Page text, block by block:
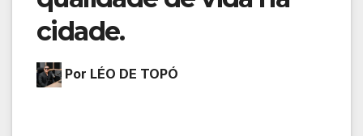
cidade.
Por LÉO DE TOPÓ